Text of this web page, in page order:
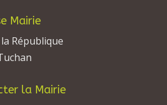
Mairie
la République
la Mairie